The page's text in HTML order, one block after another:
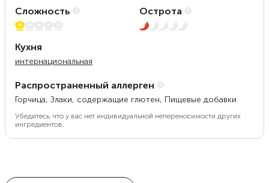
Сложность
1 из 5
Острота
1 из 5
Кухня
интернациональная
Распространенный аллерген
Горчица, Злаки, содержащие глютен, Пищевые добавки
Убедитесь, что у вас нет индивидуальной непереносимости других
ингредиентов.